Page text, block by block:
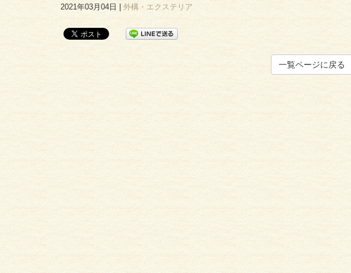
2021年03月04日 | 外構・エクステリア
一覧ページに戻る